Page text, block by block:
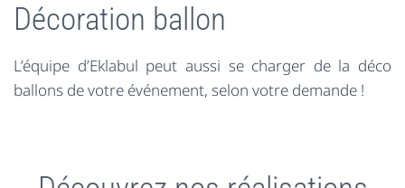
Décoration ballon
L’équipe d’Eklabul peut aussi se charger de la déco
ballons de votre événement, selon votre demande !